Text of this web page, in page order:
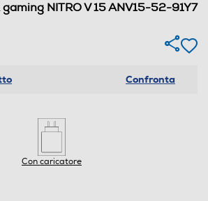
NITRO V 15 ANV15-52-91Y7
Confronta
Con caricatore